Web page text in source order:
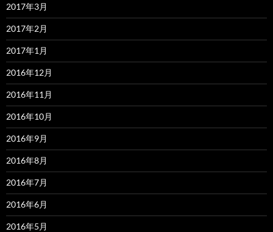
2017年3月
2017年2月
2017年1月
2016年12月
2016年11月
2016年10月
2016年9月
2016年8月
2016年7月
2016年6月
2016年5月